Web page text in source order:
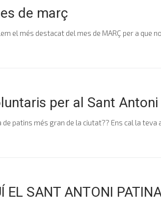
de març
el més destacat del mes de MARÇ per a que
per al Sant
patins més gran de la ciutat?? Ens cal la teva
EL SANT ANTONI